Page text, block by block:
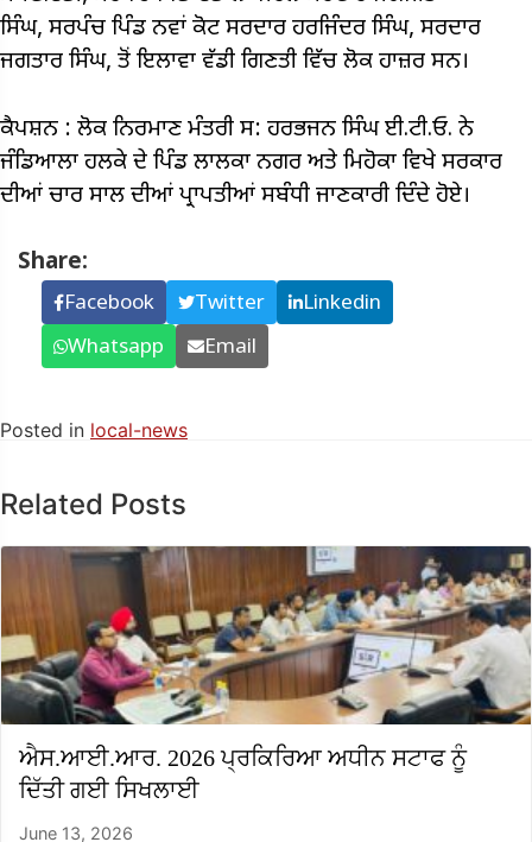
ਸਿੰਘ, ਸਰਪੰਚ ਪਿੰਡ ਨਵਾਂ ਕੋਟ ਸਰਦਾਰ ਹਰਜਿੰਦਰ ਸਿੰਘ, ਸਰਦਾਰ
ਜਗਤਾਰ ਸਿੰਘ, ਤੋਂ ਇਲਾਵਾ ਵੱਡੀ ਗਿਣਤੀ ਵਿੱਚ ਲੋਕ ਹਾਜ਼ਰ ਸਨ।
ਕੈਪਸ਼ਨ : ਲੋਕ ਨਿਰਮਾਣ ਮੰਤਰੀ ਸ: ਹਰਭਜਨ ਸਿੰਘ ਈ.ਟੀ.ਓ. ਨੇ
ਜੰਡਿਆਲਾ ਹਲਕੇ ਦੇ ਪਿੰਡ ਲਾਲਕਾ ਨਗਰ ਅਤੇ ਮਿਹੋਕਾ ਵਿਖੇ ਸਰਕਾਰ
ਦੀਆਂ ਚਾਰ ਸਾਲ ਦੀਆਂ ਪ੍ਰਾਪਤੀਆਂ ਸਬੰਧੀ ਜਾਣਕਾਰੀ ਦਿੰਦੇ ਹੋਏ।
Share:
Facebook Twitter
Linkedin
Whatsapp
Email
Posted in local-news
Related Posts
ਐਸ.ਆਈ.ਆਰ. 2026 ਪ੍ਰਕਿਰਿਆ ਅਧੀਨ ਸਟਾਫ ਨੂੰ
ਦਿੱਤੀ ਗਈ ਸਿਖਲਾਈ
June 13, 2026